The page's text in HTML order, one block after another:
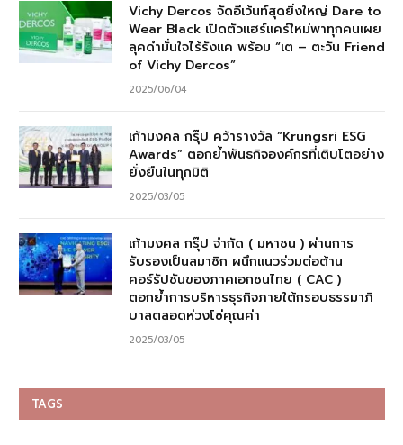
Vichy Dercos จัดอีเว้นท์สุดยิ่งใหญ่ Dare to
Wear Black เปิดตัวแฮร์แคร์ใหม่พาทุกคนเผย
ลุคดำมั่นใจไร้รังแค พร้อม “เต – ตะวัน Friend
of Vichy Dercos”
2025/06/04
เก้ามงคล กรุ๊ป คว้ารางวัล “Krungsri ESG
Awards” ตอกย้ำพันธกิจองค์กรที่เติบโตอย่าง
ยั่งยืนในทุกมิติ
2025/03/05
เก้ามงคล กรุ๊ป จำกัด ( มหาชน ) ผ่านการ
รับรองเป็นสมาชิก ผนึกแนวร่วมต่อต้าน
คอร์รัปชันของภาคเอกชนไทย ( CAC )
ตอกย้ำการบริหารธุรกิจภายใต้กรอบธรรมาภิ
บาลตลอดห่วงโซ่คุณค่า
2025/03/05
TAGS